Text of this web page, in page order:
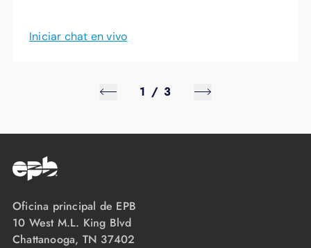
Iniciar chat en vivo
1 / 3
Oficina principal de EPB
10 West M.L. King Blvd
Chattanooga, TN 37402